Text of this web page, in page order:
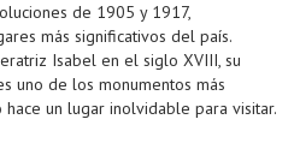
de 1905 y 1917,
más significativos del país.
Isabel en el siglo XVIII, su
uno de los monumentos más
un lugar inolvidable para visitar.